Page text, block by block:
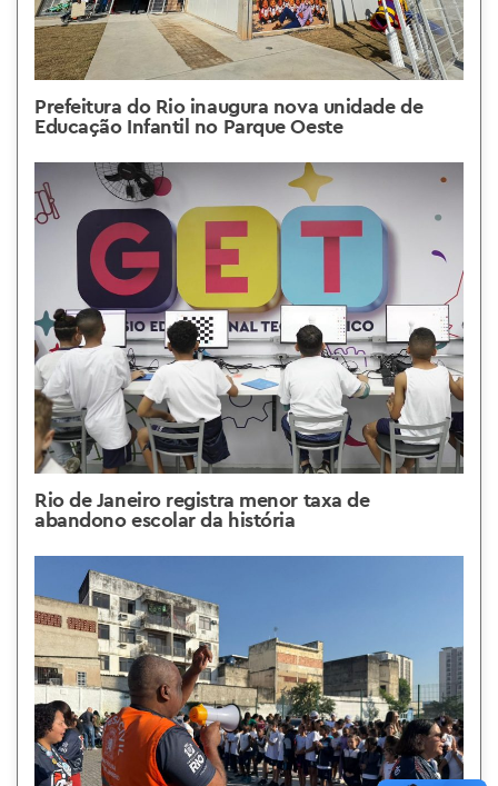
Prefeitura do Rio inaugura nova unidade de
Educação Infantil no Parque Oeste
Rio de Janeiro registra menor taxa de
abandono escolar da história